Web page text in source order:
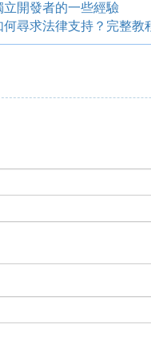
立開發者的一些經驗
何尋求法律支持？完整教